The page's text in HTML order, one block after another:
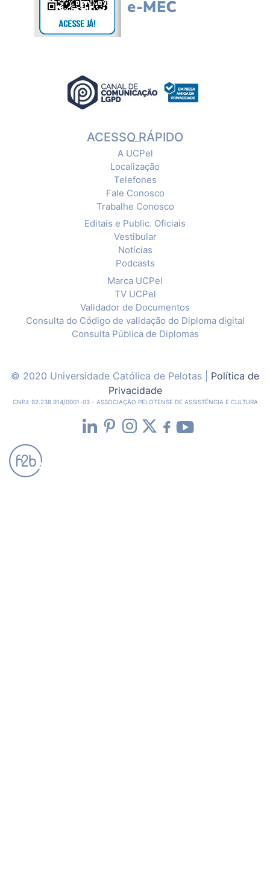
ACESSO RÁPIDO
A UCPel
Localização
Telefones
Fale Conosco
Trabalhe Conosco
Editais e Public. Oficiais
Vestibular
Notícias
Podcasts
Marca UCPel
TV UCPel
Validador de Documentos
Consulta do Código de validação do Diploma digital
Consulta Pública de Diplomas
© 2020 Universidade Católica de Pelotas | Política de
Privacidade
CNPJ: 92.238.914/0001-03 - ASSOCIAÇÃO PELOTENSE DE ASSISTÊNCIA E CULTURA